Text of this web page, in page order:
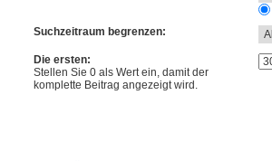
Suchzeitraum begrenzen:
Die ersten:
Stellen Sie 0 als Wert ein, damit der
komplette Beitrag angezeigt wird.